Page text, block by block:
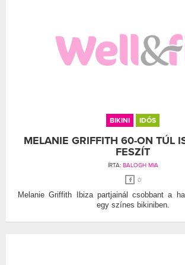
BIKINI IDŐS
MELANIE GRIFFITH 60-ON TÚL
FESZÍT
ÍRTA: BALOGH MIA
0
Melanie Griffith Ibiza partjainál csobbant a
egy színes bikiniben.